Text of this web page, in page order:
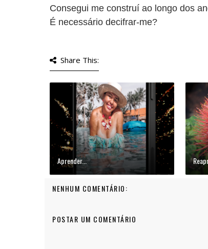
Consegui me construí ao longo dos
É necessário decifrar-me?
Share This:
Aprender...
NENHUM COMENTÁRIO:
POSTAR UM COMENTÁRIO